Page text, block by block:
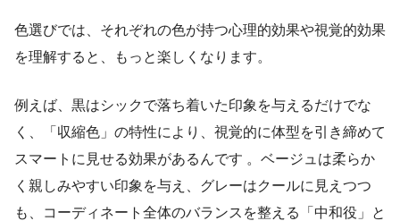
色選びでは、それぞれの色が持つ心理的効果や視覚的効果
を理解すると、もっと楽しくなります。
例えば、黒はシックで落ち着いた印象を与えるだけでな
く、「収縮色」の特性により、視覚的に体型を引き締めて
スマートに見せる効果があるんです 。ベージュは柔らか
く親しみやすい印象を与え、グレーはクールに見えつつ
も、コーディネート全体のバランスを整える「中和役」と